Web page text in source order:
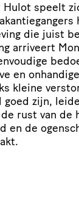
Hulot speelt
die juist
arriveert
en
kleine
zijn,
rust van de
en de